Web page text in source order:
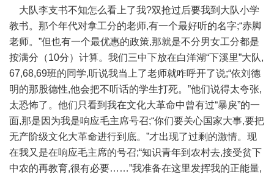
大队李支书不知怎么看上了我?双抢过后要我到大队小学
教书。那个年代对拿工分的老师,有一个最好听的名字;“赤脚
老师。”但也有一个最优惠的政策,那就是不分男女工分都是
按满分（10分）计算。我们三中下放在白洋湖“下溪里”大队,
67,68,69班的同学,听说我当上了老师就咋呼开了说;“依刘德
明的那股德性,他会把不听话的学生打死。”他们说得太夸张,
太恐怖了。他们只看到我在文化大革命中曾有过“暴戾”的一
面,那是因为我是响应毛主席号召;“你们要关心国家大事,要把
无产阶级文化大革命进行到底。”才出现了过剩的激情。现
在我又是在响应毛主席的号召;“知识青年到农村去,接受贫下
中农的再教育,很有必要……”我准备在这里发挥我的正能量,